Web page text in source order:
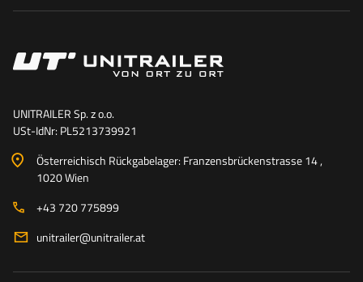
UNITRAILER Sp. z o.o.
USt-IdNr: PL5213739921
Österreichisch Rückgabelager: Franzensbrückenstrasse 14 ,
1020 Wien
+43 720 775899
unitrailer@unitrailer.at